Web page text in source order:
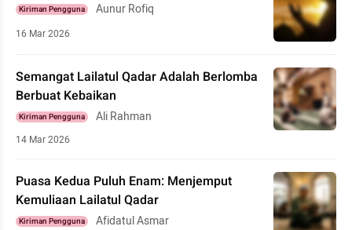
Kiriman Pengguna Aunur Rofiq
16 Mar 2026
Semangat Lailatul Qadar Adalah Berlomba
Berbuat Kebaikan
Kiriman Pengguna Ali Rahman
14 Mar 2026
Puasa Kedua Puluh Enam: Menjemput
Kemuliaan Lailatul Qadar
Kiriman Pengguna Afidatul Asmar